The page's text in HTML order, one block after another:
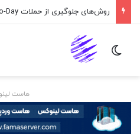
تغییر پوسته
هاست